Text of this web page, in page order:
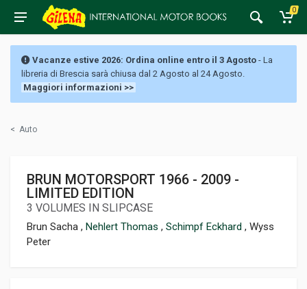
0
Vacanze estive 2026: Ordina online entro il 3 Agosto - La
libreria di Brescia sarà chiusa dal 2 Agosto al 24 Agosto.
Maggiori informazioni >>
< Auto
BRUN MOTORSPORT 1966 - 2009 -
LIMITED EDITION
3 VOLUMES IN SLIPCASE
Brun Sacha , Nehlert Thomas , Schimpf Eckhard , Wyss
Peter